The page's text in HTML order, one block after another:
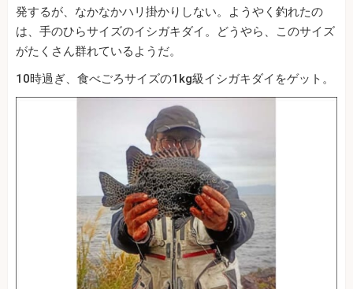
発するが、なかなかハリ掛かりしない。ようやく釣れたの
は、手のひらサイズのイシガキダイ。どうやら、このサイズ
がたくさん群れているようだ。
10時過ぎ、食べごろサイズの1kg級イシガキダイをゲット。